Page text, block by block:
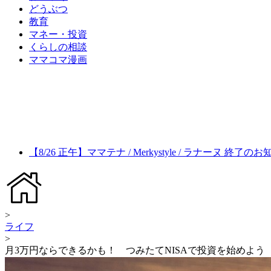
どうぶつ
教育
マネー・投資
くらしの相談
ママコマ漫画
【8/26 正午】ママテナ / Merkystyle / ラナーヌ 終了のお
>
ライフ
>
月3万円ならできるかも！ つみたてNISAで投資を始めよう